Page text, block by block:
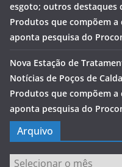
esgoto; outros destaques
Produtos que compõem a
aponta pesquisa do
Nova Estação de
Notícias de Poços de
Produtos que compõem a
aponta pesquisa do
Arquivo
Arquivo